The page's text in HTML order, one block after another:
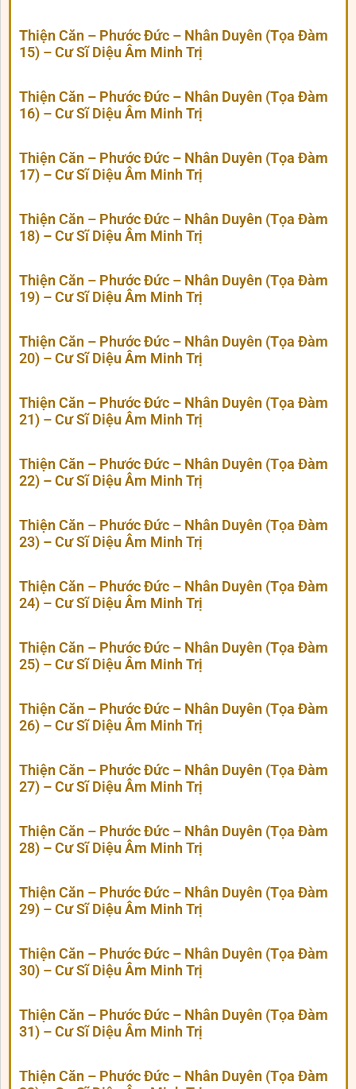
Thiện Căn – Phước Đức – Nhân Duyên (Tọa Đàm
15) – Cư Sĩ Diệu Âm Minh Trị
Thiện Căn – Phước Đức – Nhân Duyên (Tọa Đàm
16) – Cư Sĩ Diệu Âm Minh Trị
Thiện Căn – Phước Đức – Nhân Duyên (Tọa Đàm
17) – Cư Sĩ Diệu Âm Minh Trị
Thiện Căn – Phước Đức – Nhân Duyên (Tọa Đàm
18) – Cư Sĩ Diệu Âm Minh Trị
Thiện Căn – Phước Đức – Nhân Duyên (Tọa Đàm
19) – Cư Sĩ Diệu Âm Minh Trị
Thiện Căn – Phước Đức – Nhân Duyên (Tọa Đàm
20) – Cư Sĩ Diệu Âm Minh Trị
Thiện Căn – Phước Đức – Nhân Duyên (Tọa Đàm
21) – Cư Sĩ Diệu Âm Minh Trị
Thiện Căn – Phước Đức – Nhân Duyên (Tọa Đàm
22) – Cư Sĩ Diệu Âm Minh Trị
Thiện Căn – Phước Đức – Nhân Duyên (Tọa Đàm
23) – Cư Sĩ Diệu Âm Minh Trị
Thiện Căn – Phước Đức – Nhân Duyên (Tọa Đàm
24) – Cư Sĩ Diệu Âm Minh Trị
Thiện Căn – Phước Đức – Nhân Duyên (Tọa Đàm
25) – Cư Sĩ Diệu Âm Minh Trị
Thiện Căn – Phước Đức – Nhân Duyên (Tọa Đàm
26) – Cư Sĩ Diệu Âm Minh Trị
Thiện Căn – Phước Đức – Nhân Duyên (Tọa Đàm
27) – Cư Sĩ Diệu Âm Minh Trị
Thiện Căn – Phước Đức – Nhân Duyên (Tọa Đàm
28) – Cư Sĩ Diệu Âm Minh Trị
Thiện Căn – Phước Đức – Nhân Duyên (Tọa Đàm
29) – Cư Sĩ Diệu Âm Minh Trị
Thiện Căn – Phước Đức – Nhân Duyên (Tọa Đàm
30) – Cư Sĩ Diệu Âm Minh Trị
Thiện Căn – Phước Đức – Nhân Duyên (Tọa Đàm
31) – Cư Sĩ Diệu Âm Minh Trị
Thiện Căn – Phước Đức – Nhân Duyên (Tọa Đàm